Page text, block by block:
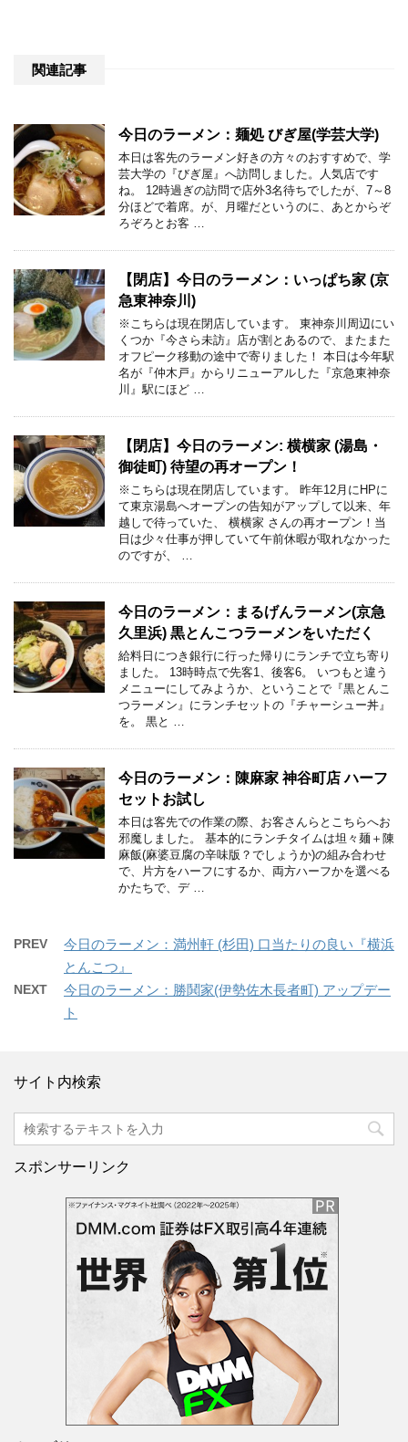
関連記事
今日のラーメン：麺処 びぎ屋(学芸大学)
本日は客先のラーメン好きの方々のおすすめで、学
芸大学の『びぎ屋』へ訪問しました。人気店です
ね。 12時過ぎの訪問で店外3名待ちでしたが、7～8
分ほどで着席。が、月曜だというのに、あとからぞ
ろぞろとお客 …
【閉店】今日のラーメン：いっぱち家 (京
急東神奈川)
※こちらは現在閉店しています。 東神奈川周辺にい
くつか『今さら未訪』店が割とあるので、またまた
オフピーク移動の途中で寄りました！ 本日は今年駅
名が『仲木戸』からリニューアルした『京急東神奈
川』駅にほど …
【閉店】今日のラーメン: 横横家 (湯島・
御徒町) 待望の再オープン！
※こちらは現在閉店しています。 昨年12月にHPに
て東京湯島へオープンの告知がアップして以来、年
越しで待っていた、 横横家 さんの再オープン！当
日は少々仕事が押していて午前休暇が取れなかった
のですが、 …
今日のラーメン：まるげんラーメン(京急
久里浜) 黒とんこつラーメンをいただく
給料日につき銀行に行った帰りにランチで立ち寄り
ました。 13時時点で先客1、後客6。 いつもと違う
メニューにしてみようか、ということで『黒とんこ
つラーメン』にランチセットの『チャーシュー丼』
を。 黒と …
今日のラーメン：陳麻家 神谷町店 ハーフ
セットお試し
本日は客先での作業の際、お客さんらとこちらへお
邪魔しました。 基本的にランチタイムは坦々麺＋陳
麻飯(麻婆豆腐の辛味版？でしょうか)の組み合わせ
で、片方をハーフにするか、両方ハーフかを選べる
かたちで、デ …
PREV
今日のラーメン：満州軒 (杉田) 口当たりの良い『横浜
とんこつ』
NEXT
今日のラーメン：勝鬨家(伊勢佐木長者町) アップデー
ト
サイト内検索
スポンサーリンク